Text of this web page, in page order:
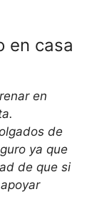
en casa
en
de
ya que
de que si